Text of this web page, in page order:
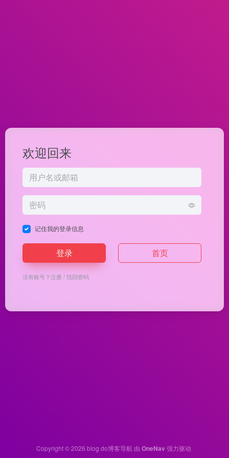
欢迎回来
记住我的登录信息
登录 首页
没有账号？注册/找回密码
Copyright © 2026 blog do博客导航 由 OneNav强力驱动